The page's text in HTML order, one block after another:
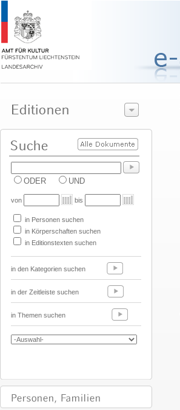
ODER UND
von bis
in Personen suchen
in Körperschaften suchen
in Editionstexten suchen
in den Kategorien suchen
in der Zeitleiste suchen
in Themen suchen